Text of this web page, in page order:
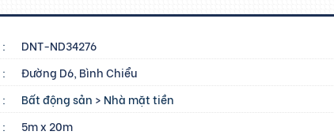
:
DNT-ND34276
:
Đường D6, Bình Chiểu
: Bất động sản > Nhà mặt tiền
:
5m x 20m